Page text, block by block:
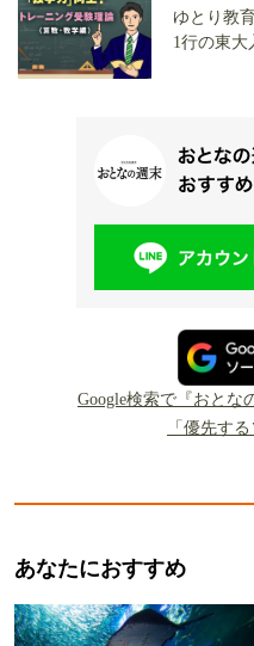
ゆとり教
1行の東大
Google検索で『おとな
「優先す
あなたにおすすめ